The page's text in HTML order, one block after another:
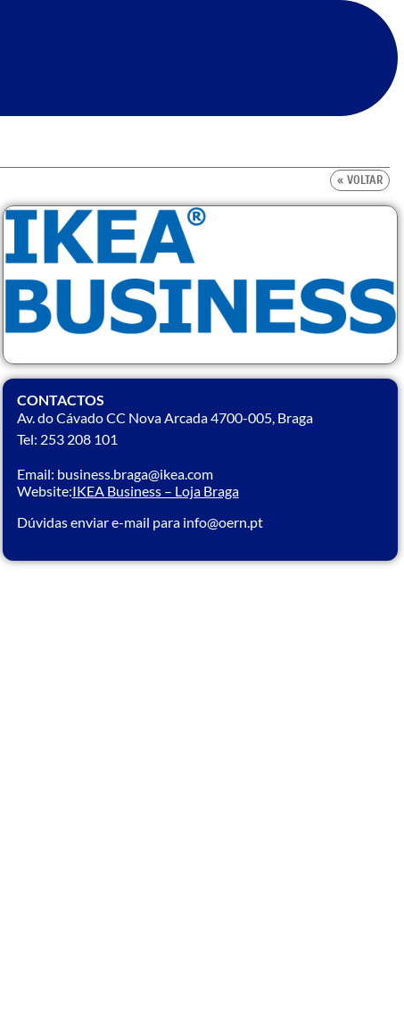
« VOLTAR
CONTACTOS
Av. do Cávado CC Nova Arcada 4700-005, Braga
Tel: 253 208 101
Email: business.braga@ikea.com
Website:IKEA Business – Loja Braga
Dúvidas enviar e-mail para info@oern.pt